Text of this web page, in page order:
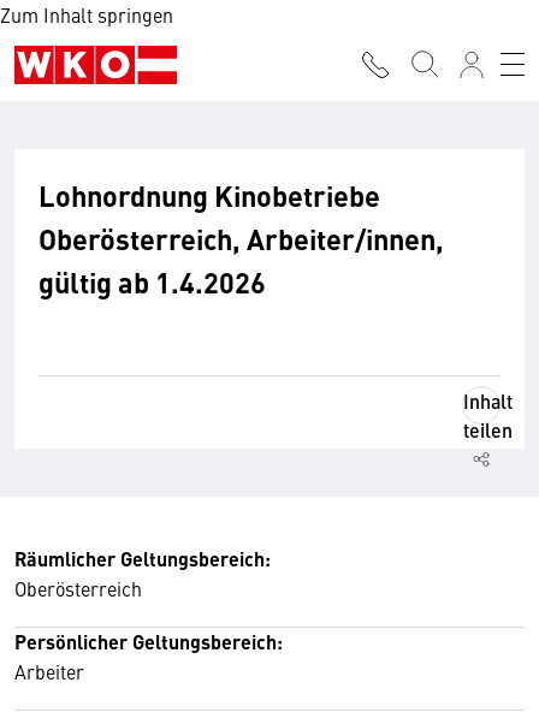
Zum Inhalt springen
Lohnordnung Kinobetriebe
Oberösterreich, Arbeiter/innen,
gültig ab 1.4.2026
Inhalt
teilen
Räumlicher Geltungsbereich:
Oberösterreich
Persönlicher Geltungsbereich:
Arbeiter